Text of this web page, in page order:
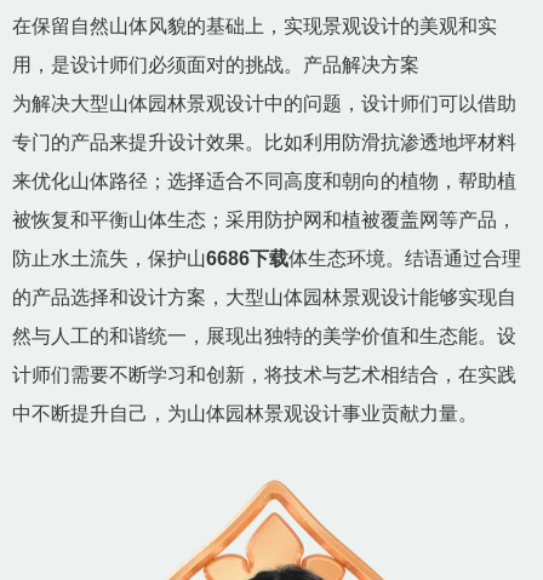
在保留自然山体风貌的基础上，实现景观设计的美观和实
用，是设计师们必须面对的挑战。产品解决方案
为解决大型山体园林景观设计中的问题，设计师们可以借助
专门的产品来提升设计效果。比如利用防滑抗渗透地坪材料
来优化山体路径；选择适合不同高度和朝向的植物，帮助植
被恢复和平衡山体生态；采用防护网和植被覆盖网等产品，
防止水土流失，保护山6686下载体生态环境。结语通过合理
的产品选择和设计方案，大型山体园林景观设计能够实现自
然与人工的和谐统一，展现出独特的美学价值和生态能。设
计师们需要不断学习和创新，将技术与艺术相结合，在实践
中不断提升自己，为山体园林景观设计事业贡献力量。